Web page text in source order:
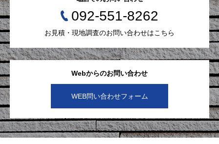
Webからのお問い合わせ
WEB問い合わせフォーム
092-551-8262
お見積・現地調査のお問い合わせはこちら